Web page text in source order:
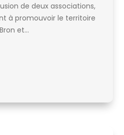
de deux associations,
à promouvoir le territoire
et...